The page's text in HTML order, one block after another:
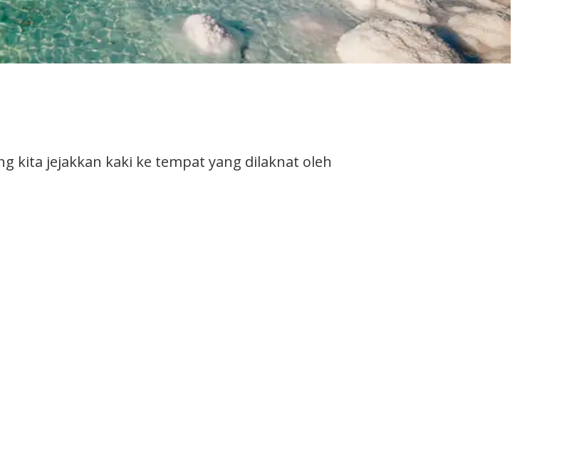
kita jejakkan kaki ke tempat yang dilaknat oleh